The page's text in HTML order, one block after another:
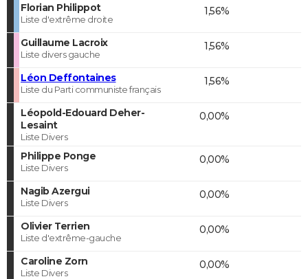
Florian Philippot
Liste d'extrême droite
1,56%
Guillaume Lacroix
Liste divers gauche
1,56%
Léon Deffontaines
Liste du Parti communiste français
1,56%
Léopold-Edouard Deher-
Lesaint
Liste Divers
0,00%
Philippe Ponge
Liste Divers
0,00%
Nagib Azergui
Liste Divers
0,00%
Olivier Terrien
Liste d'extrême-gauche
0,00%
Caroline Zorn
Liste Divers
0,00%